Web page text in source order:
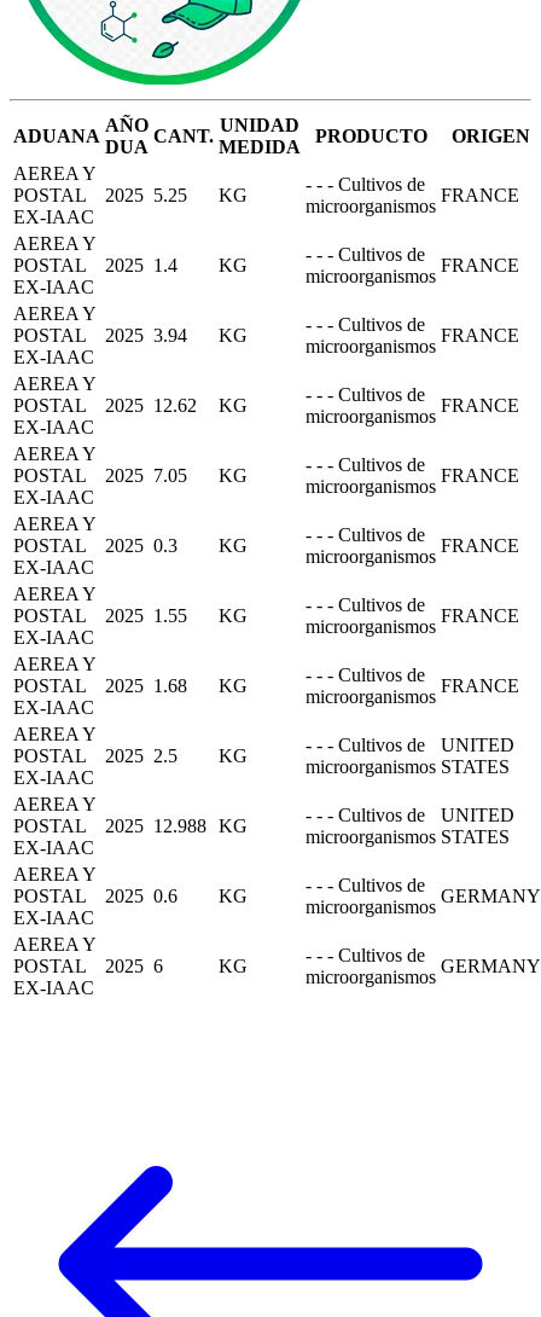
ADUANA
AÑO
DUA
CANT.
UNIDAD
MEDIDA
PRODUCTO
ORIGEN
AEREA Y
POSTAL
EX-IAAC
2025 5.25 KG
- - - Cultivos de
microorganismos
FRANCE
AEREA Y
POSTAL
EX-IAAC
2025 1.4 KG
- - - Cultivos de
microorganismos
FRANCE
AEREA Y
POSTAL
EX-IAAC
2025 3.94 KG
- - - Cultivos de
microorganismos
FRANCE
AEREA Y
POSTAL
EX-IAAC
2025 12.62 KG
- - - Cultivos de
microorganismos
FRANCE
AEREA Y
POSTAL
EX-IAAC
2025 7.05 KG
- - - Cultivos de
microorganismos
FRANCE
AEREA Y
POSTAL
EX-IAAC
2025 0.3 KG
- - - Cultivos de
microorganismos
FRANCE
AEREA Y
POSTAL
EX-IAAC
2025 1.55 KG
- - - Cultivos de
microorganismos
FRANCE
AEREA Y
POSTAL
EX-IAAC
2025 1.68 KG
- - - Cultivos de
microorganismos
FRANCE
AEREA Y
POSTAL
EX-IAAC
2025 2.5 KG
- - - Cultivos de
microorganismos
UNITED
STATES
AEREA Y
POSTAL
EX-IAAC
2025 12.988 KG
- - - Cultivos de
microorganismos
UNITED
STATES
AEREA Y
POSTAL
EX-IAAC
2025 0.6 KG
- - - Cultivos de
microorganismos
GERMANY
AEREA Y
POSTAL
EX-IAAC
2025 6 KG
- - - Cultivos de
microorganismos
GERMANY